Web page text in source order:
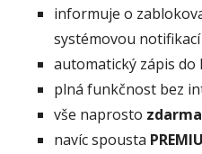
informuje o
systémovou notifikací
automatický zápis do
plná funkčnost bez
vše naprosto
navíc spousta